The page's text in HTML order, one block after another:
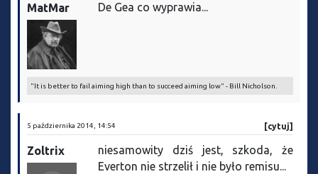
MatMar De Gea co wyprawia...
"It is better to fail aiming high than to succeed aiming low" - Bill Nicholson.
5 października 2014, 14:54 [cytuj]
Zoltrix
niesamowity dziś jest, szkoda, że
Everton nie strzelił i nie było remisu...